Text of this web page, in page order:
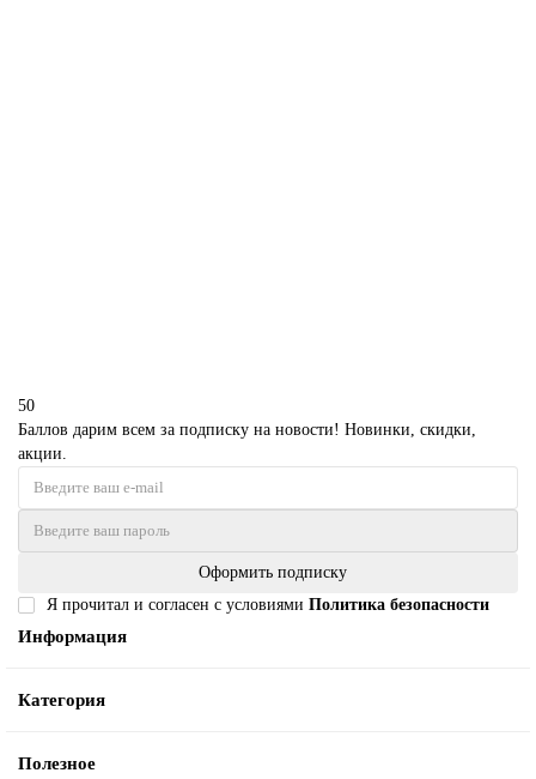
50
Баллов дарим всем за подписку на новости! Новинки, скидки,
акции.
Оформить подписку
Я прочитал и согласен с условиями Политика безопасности
Информация
Категория
Полезное